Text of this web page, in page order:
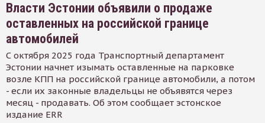
Власти Эстонии объявили о продаже
оставленных на российской границе
автомобилей
С октября 2025 года Транспортный департамент
Эстонии начнет изымать оставленные на парковке
возле КПП на российской границе автомобили, а потом
- если их законные владельцы не объявятся через
месяц - продавать. Об этом сообщает эстонское
издание ERR